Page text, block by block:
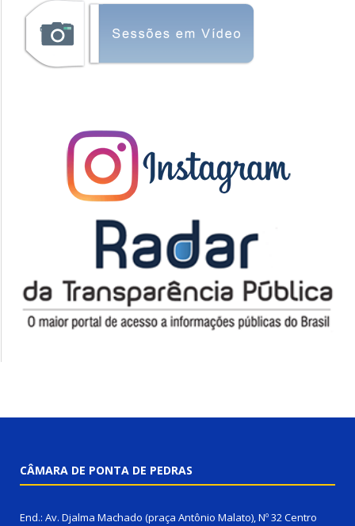
CÂMARA DE PONTA DE PEDRAS
End.: Av. Djalma Machado (praça Antônio Malato), Nº 32 Centro